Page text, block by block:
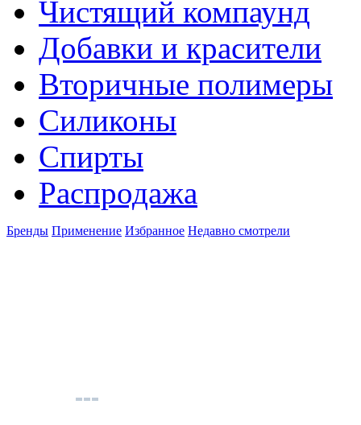
Чистящий компаунд
Добавки и красители
Вторичные полимеры
Силиконы
Спирты
Распродажа
Бренды Применение Избранное Недавно смотрели